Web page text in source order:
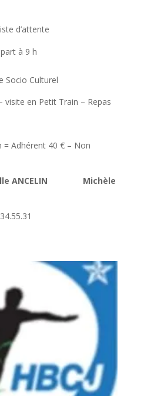
d’attente
à 9 h
Socio Culturel
visite en Petit Train – Repas
40 € – Non
ANCELIN Michèle